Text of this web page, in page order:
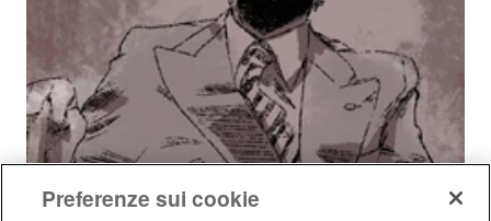
Preferenze sui cookie